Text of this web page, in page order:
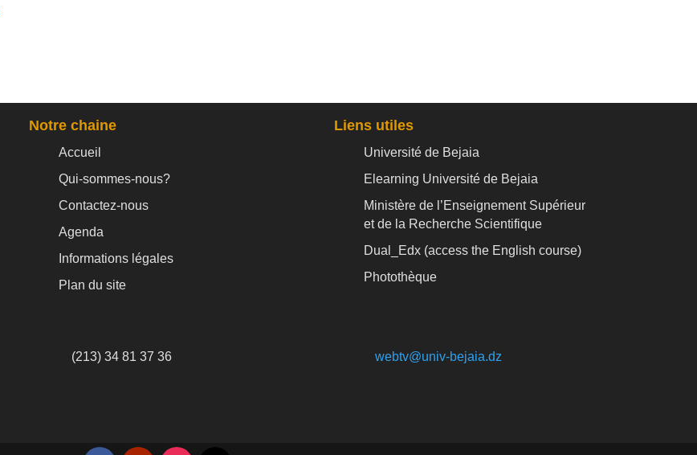
Notre chaine
Accueil
Qui-sommes-nous?
Contactez-nous
Agenda
Informations légales
Plan du site
Liens utiles
Université de Bejaia
Elearning Université de Bejaia
Ministère de l’Enseignement Supérieur
et de la Recherche Scientifique
Dual_Edx (access the English course)
Photothèque
(213) 34 81 37 36 webtv@univ-bejaia.dz